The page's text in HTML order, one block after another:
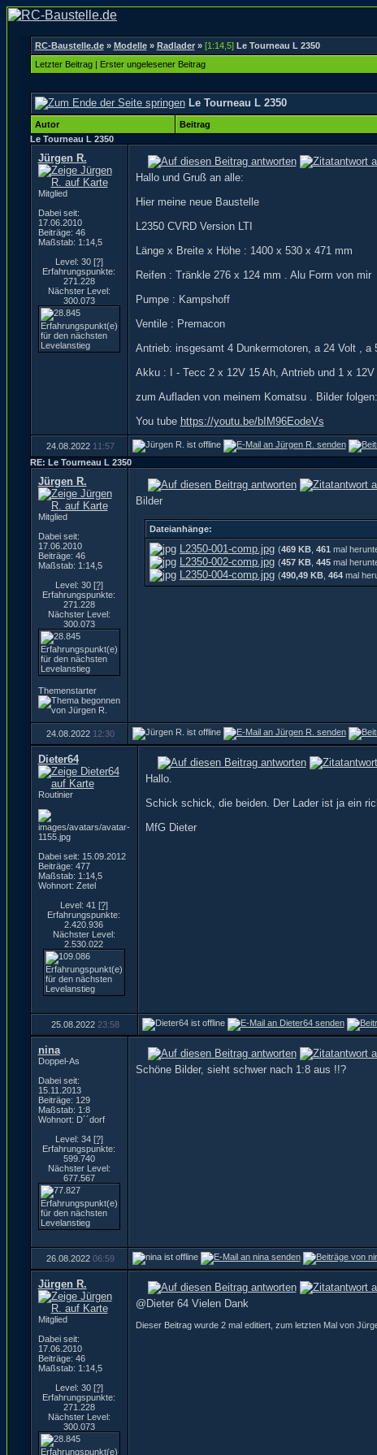
RC-Baustelle.de» Modelle» Radlader» [1:14,5] Le Tourneau L 2350
Letzter Beitrag| Erster ungelesener Beitrag
Le Tourneau L 2350
Autor Beitrag
Le Tourneau L 2350
Jürgen R.
Mitglied
Dabei seit:
17.06.2010
Beiträge: 46
Maßstab: 1:14,5
Level: 30 [?]
Erfahrungspunkte:
271.228
Nächster Level:
300.073
Hallo und Gruß an alle:
Hier meine neue Baustelle
L2350 CVRD Version LTI
Länge x Breite x Höhe : 1400 x 530 x 471 mm
Reifen : Tränkle 276 x 124 mm . Alu Form von mir
Pumpe : Kampshoff
Ventile : Premacon
Antrieb: insgesamt 4 Dunkermotoren, a 24 Volt , a
Akku : I - Tecc 2 x 12V 15 Ah, Antrieb und 1 x
zum Aufladen von meinem Komatsu . Bilder folgen:
You tube https://youtu.be/bIM96EodeVs
24.08.2022 11:57
RE: Le Tourneau L 2350
Jürgen R.
Mitglied
Dabei seit:
17.06.2010
Beiträge: 46
Maßstab: 1:14,5
Level: 30 [?]
Erfahrungspunkte:
271.228
Nächster Level:
300.073
Themenstarter
Bilder
Dateianhänge:
L2350-001-comp.jpg (469 KB 461 mal
L2350-002-comp.jpg (457 KB 445 mal
L2350-004-comp.jpg (490,49 KB 464 mal
24.08.2022 12:30
Dieter64
Routinier
Dabei seit: 15.09.2012
Beiträge: 477
Maßstab: 1:14,5
Wohnort: Zetel
Level: 41 [?]
Erfahrungspunkte:
2.420.936
Nächster Level:
2.530.022
Hallo.
Schick schick, die beiden. Der Lader ist ja ein
MfG Dieter
25.08.2022 23:58
nina
Doppel-As
Dabei seit:
15.11.2013
Beiträge: 129
Maßstab: 1:8
Wohnort: D´´dorf
Level: 34 [?]
Erfahrungspunkte:
599.740
Nächster Level:
677.567
Schöne Bilder, sieht schwer nach 1:8 aus !!?
26.08.2022 06:59
Jürgen R.
Mitglied
Dabei seit:
17.06.2010
Beiträge: 46
Maßstab: 1:14,5
Level: 30 [?]
Erfahrungspunkte:
271.228
Nächster Level:
300.073
@Dieter 64 Vielen Dank
Dieser Beitrag wurde 2 mal editiert, zum letzten Mal von